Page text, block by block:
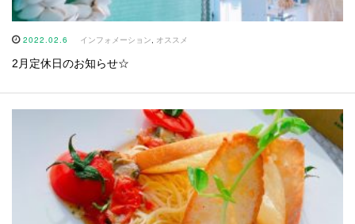
2022.02.6 インフォメーション オススメ
2月定休日のお知らせ☆